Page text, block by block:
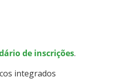
de inscrições.
integrados